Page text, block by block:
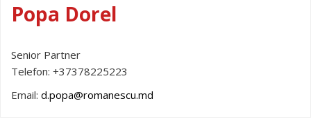
Popa Dorel
Senior Partner
Telefon: +37378225223
Email: d.popa@romanescu.md